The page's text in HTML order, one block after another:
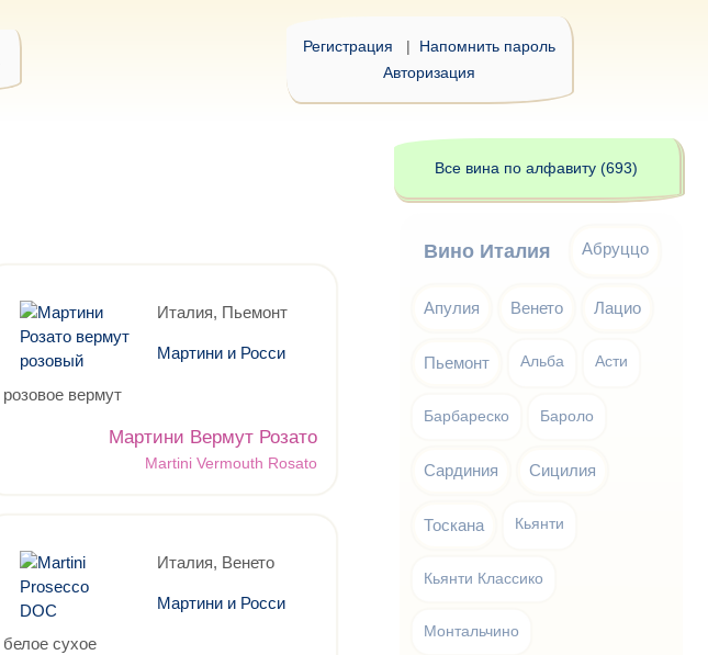
Регистрация | Напомнить пароль
Авторизация
Италия, Пьемонт
Мартини и Росси
розовое вермут
Мартини Вермут Розато
Martini Vermouth Rosato
Италия, Венето
Мартини и Росси
белое сухое
Все вина по алфавиту (693)
Вино Италия Абруццо
Апулия Венето Лацио
Пьемонт Альба Асти
Барбареско Бароло
Сардиния Сицилия
Тоскана Кьянти
Кьянти Классико
Монтальчино